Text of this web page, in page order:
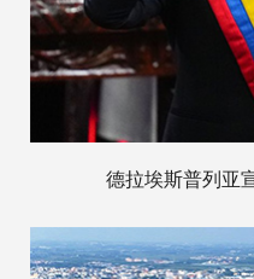
德拉埃斯普列亚